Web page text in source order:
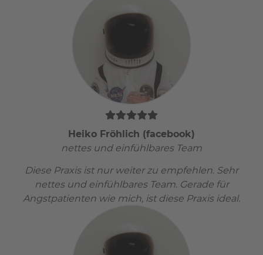
Heiko Fröhlich (facebook)
nettes und einfühlbares Team
Diese Praxis ist nur weiter zu empfehlen. Sehr
nettes und einfühlbares Team. Gerade für
Angstpatienten wie mich, ist diese Praxis ideal.